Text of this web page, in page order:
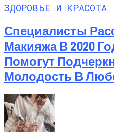
ЗДОРОВЬЕ И КРАСОТА
Специалисты
Макияжа В 2020
Помогут
Молодость В